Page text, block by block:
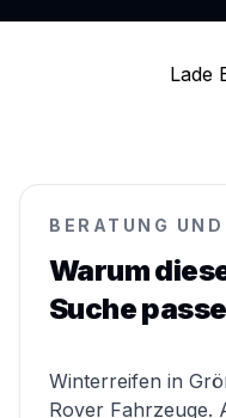
Lade
BERATUNG
Warum
Suche
Winterreifen in
Rover Fahrzeuge.